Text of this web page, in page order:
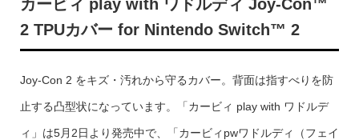
カービィ play with ワドルディ Joy-Con™
2 TPUカバー for Nintendo Switch™ 2
Joy-Con 2 をキズ・汚れから守るカバー。背面は指すべりを防
止する凸型状になっています。「カービィ play with ワドルデ
ィ」は5月2日より発売中で、「カービィpwワドルディ（フェイ